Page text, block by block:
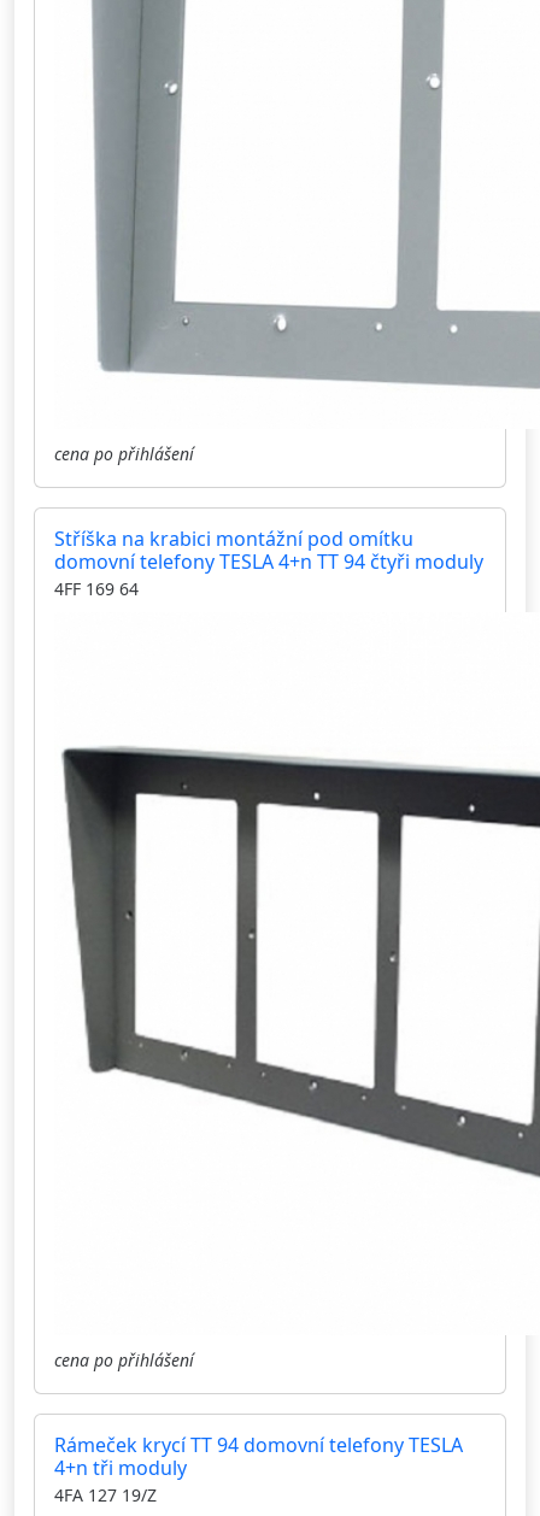
cena po přihlášení
Stříška na krabici montážní pod omítku
domovní telefony TESLA 4+n TT 94 čtyři moduly
4FF 169 64
cena po přihlášení
Rámeček krycí TT 94 domovní telefony TESLA
4+n tři moduly
4FA 127 19/Z